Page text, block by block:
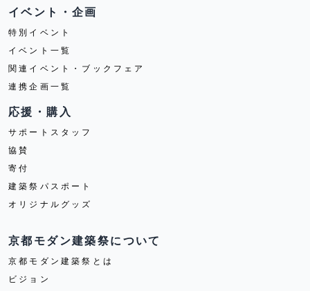
イベント・企画
特別イベント
イベント一覧
関連イベント・ブックフェア
連携企画一覧
応援・購入
サポートスタッフ
協賛
寄付
建築祭パスポート
オリジナルグッズ
京都モダン建築祭について
京都モダン建築祭とは
ビジョン